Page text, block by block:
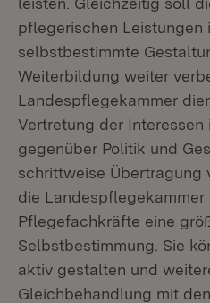
pflegerischen Leistungen
selbstbestimmte
Weiterbildung weiter
Landespflegekammer
Vertretung der
gegenüber Politik und
schrittweise Übertragung
die Landespflegekammer
Pflegefachkräfte eine
Selbstbestimmung. Sie
aktiv gestalten und
Gleichbehandlung mit